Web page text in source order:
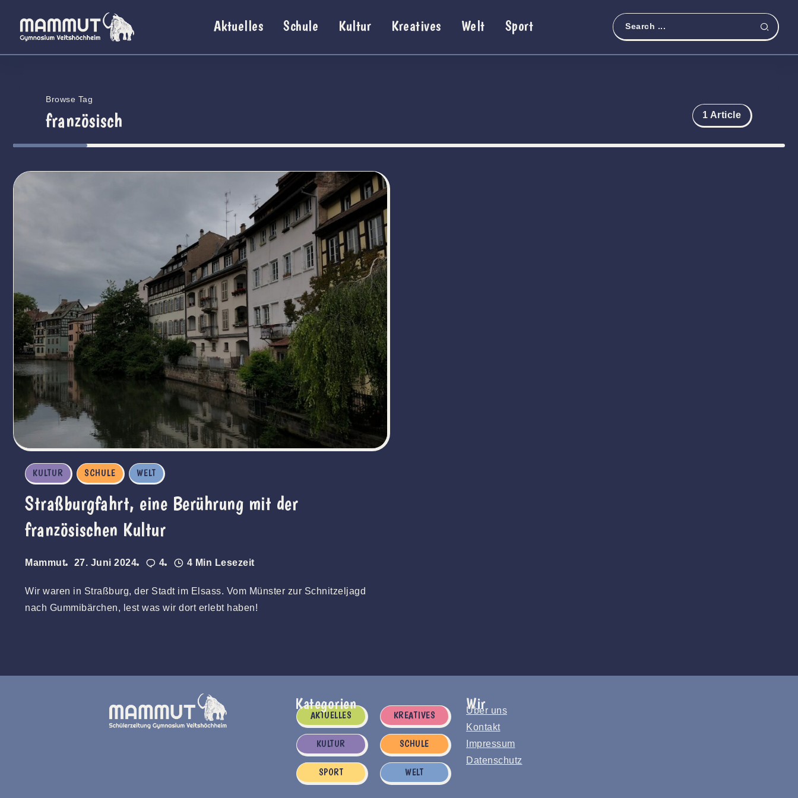
Aktuelles Schule Kultur Kreatives Welt Sport
Browse Tag
französisch 1 Article
KULTUR SCHULE WELT
Straßburgfahrt, eine Berührung mit der
französischen Kultur
Mammut 27. Juni 2024 4 4 Min Lesezeit
Wir waren in Straßburg, der Stadt im Elsass. Vom Münster zur Schnitzeljagd
nach Gummibärchen, lest was wir dort erlebt haben!
Kategorien
AKTUELLES KREATIVES
KULTUR SCHULE
SPORT WELT
Wir
Über uns
Kontakt
Impressum
Datenschutz